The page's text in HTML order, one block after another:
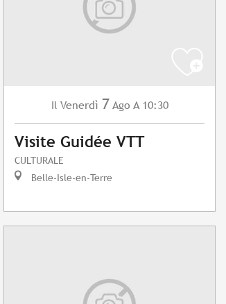
Il Venerdì 7 Ago A 10:30
Visite Guidée VTT
CULTURALE
Belle-Isle-en-Terre